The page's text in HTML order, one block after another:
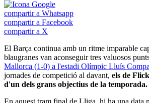
compartir a Whatsapp
compartir a Facebook
compartir a X
El Barça continua amb un ritme imparable
blaugranes van aconseguir tres valuosos
Mallorca (1-0) a l'estadi Olímpic Lluís
jornades de competició al davant, els de
d'un dels grans objectius de la temporada.
En aquest tram final de Lliga, hi ha una data